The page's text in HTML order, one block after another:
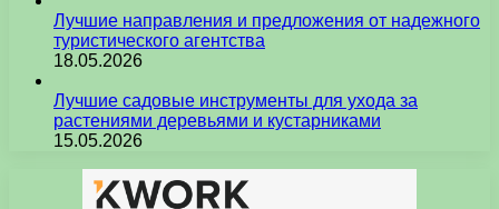
Лучшие направления и предложения от надежного
туристического агентства
18.05.2026
Лучшие садовые инструменты для ухода за
растениями деревьями и кустарниками
15.05.2026